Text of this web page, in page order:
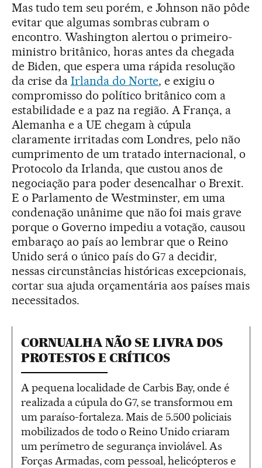
Mas tudo tem seu porém, e Johnson não pôde
evitar que algumas sombras cubram o
encontro. Washington alertou o primeiro-
ministro britânico, horas antes da chegada
de Biden, que espera uma rápida resolução
da crise da Irlanda do Norte, e exigiu o
compromisso do político britânico com a
estabilidade e a paz na região. A França, a
Alemanha e a UE chegam à cúpula
claramente irritadas com Londres, pelo não
cumprimento de um tratado internacional, o
Protocolo da Irlanda, que custou anos de
negociação para poder desencalhar o Brexit.
E o Parlamento de Westminster, em uma
condenação unânime que não foi mais grave
porque o Governo impediu a votação, causou
embaraço ao país ao lembrar que o Reino
Unido será o único país do G7 a decidir,
nessas circunstâncias históricas excepcionais,
cortar sua ajuda orçamentária aos países mais
necessitados.
CORNUALHA NÃO SE LIVRA DOS
PROTESTOS E CRÍTICOS
A pequena localidade de Carbis Bay, onde é
realizada a cúpula do G7, se transformou em
um paraíso-fortaleza. Mais de 5.500 policiais
mobilizados de todo o Reino Unido criaram
um perímetro de segurança inviolável. As
Forças Armadas, com pessoal, helicópteros e